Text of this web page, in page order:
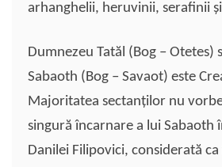
arhanghelii, heruvinii, serafinii
Dumnezeu Tatăl (Bog – Otetes)
Sabaoth (Bog – Savaot) este
Majoritatea sectanţilor nu
singură încarnare a lui Sabaoth
Danilei Filipovici, considerată